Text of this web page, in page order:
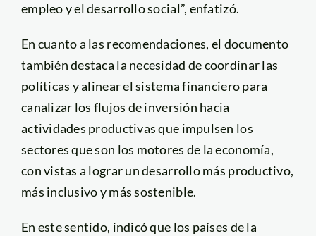
empleo y el desarrollo social”, enfatizó.
En cuanto a las recomendaciones, el documento
también destaca la necesidad de coordinar las
políticas y alinear el sistema financiero para
canalizar los flujos de inversión hacia
actividades productivas que impulsen los
sectores que son los motores de la economía,
con vistas a lograr un desarrollo más productivo,
más inclusivo y más sostenible.
En este sentido, indicó que los países de la